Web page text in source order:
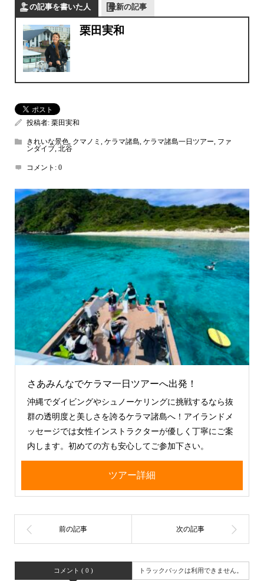
この記事を書いた人 最新の記事
栗田実和
投稿者: 栗田実和
きれいな景色, クマノミ , ケラマ諸島, ケラマ諸島一日ツアー, ファ
ンダイブ, 北谷
コメント: 0
さあみんなでケラマ一日ツアーへ出発！
沖縄でダイビングやシュノーケリングに挑戦するなら抜
群の透明度と美しさを誇るケラマ諸島へ！アイランドメ
ッセージでは女性インストラクターが優しく丁寧にご案
内します。初めての方も安心してご参加下さい。
ツアー詳細
コメント ( 0 ) トラックバックは利用できません。